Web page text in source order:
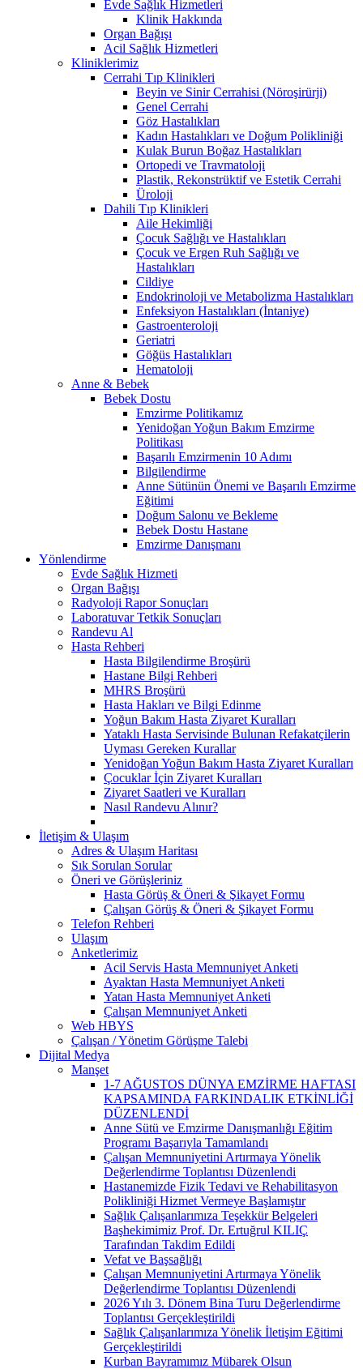
Evde Sağlık Hizmetleri
Klinik Hakkında
Organ Bağışı
Acil Sağlık Hizmetleri
Kliniklerimiz
Cerrahi Tıp Klinikleri
Beyin ve Sinir Cerrahisi (Nöroşirürji)
Genel Cerrahi
Göz Hastalıkları
Kadın Hastalıkları ve Doğum Polikliniği
Kulak Burun Boğaz Hastalıkları
Ortopedi ve Travmatoloji
Plastik, Rekonstrüktif ve Estetik Cerrahi
Üroloji
Dahili Tıp Klinikleri
Aile Hekimliği
Çocuk Sağlığı ve Hastalıkları
Çocuk ve Ergen Ruh Sağlığı ve
Hastalıkları
Cildiye
Endokrinoloji ve Metabolizma Hastalıkları
Enfeksiyon Hastalıkları (İntaniye)
Gastroenteroloji
Geriatri
Göğüs Hastalıkları
Hematoloji
Anne & Bebek
Bebek Dostu
Emzirme Politikamız
Yenidoğan Yoğun Bakım Emzirme
Politikası
Başarılı Emzirmenin 10 Adımı
Bilgilendirme
Anne Sütünün Önemi ve Başarılı Emzirme
Eğitimi
Doğum Salonu ve Bekleme
Bebek Dostu Hastane
Emzirme Danışmanı
Yönlendirme
Evde Sağlık Hizmeti
Organ Bağışı
Radyoloji Rapor Sonuçları
Laboratuvar Tetkik Sonuçları
Randevu Al
Hasta Rehberi
Hasta Bilgilendirme Broşürü
Hastane Bilgi Rehberi
MHRS Broşürü
Hasta Hakları ve Bilgi Edinme
Yoğun Bakım Hasta Ziyaret Kuralları
Yataklı Hasta Servisinde Bulunan Refakatçilerin
Uyması Gereken Kurallar
Yenidoğan Yoğun Bakım Hasta Ziyaret Kuralları
Çocuklar İçin Ziyaret Kuralları
Ziyaret Saatleri ve Kuralları
Nasıl Randevu Alınır?
İletişim & Ulaşım
Adres & Ulaşım Haritası
Sık Sorulan Sorular
Öneri ve Görüşleriniz
Hasta Görüş & Öneri & Şikayet Formu
Çalışan Görüş & Öneri & Şikayet Formu
Telefon Rehberi
Ulaşım
Anketlerimiz
Acil Servis Hasta Memnuniyet Anketi
Ayaktan Hasta Memnuniyet Anketi
Yatan Hasta Memnuniyet Anketi
Çalışan Memnuniyet Anketi
Web HBYS
Çalışan / Yönetim Görüşme Talebi
Dijital Medya
Manşet
1-7 AĞUSTOS DÜNYA EMZİRME HAFTASI
KAPSAMINDA FARKINDALIK ETKİNLİĞİ
DÜZENLENDİ
Anne Sütü ve Emzirme Danışmanlığı Eğitim
Programı Başarıyla Tamamlandı
Çalışan Memnuniyetini Artırmaya Yönelik
Değerlendirme Toplantısı Düzenlendi
Hastanemizde Fizik Tedavi ve Rehabilitasyon
Polikliniği Hizmet Vermeye Başlamıştır
Sağlık Çalışanlarımıza Teşekkür Belgeleri
Başhekimimiz Prof. Dr. Ertuğrul KILIÇ
Tarafından Takdim Edildi
Vefat ve Başsağlığı
Çalışan Memnuniyetini Artırmaya Yönelik
Değerlendirme Toplantısı Düzenlendi
2026 Yılı 3. Dönem Bina Turu Değerlendirme
Toplantısı Gerçekleştirildi
Sağlık Çalışanlarımıza Yönelik İletişim Eğitimi
Gerçekleştirildi
Kurban Bayramımız Mübarek Olsun